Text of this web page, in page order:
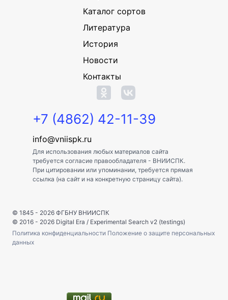
Каталог сортов
Литература
История
Новости
Контакты
+7 (4862) 42-11-39
info@vniispk.ru
Для использования любых материалов сайта
требуется согласие правообладателя - ВНИИСПК.
При цитировании или упоминании, требуется прямая
ссылка (на сайт и на конкретную страницу сайта).
© 1845 - 2026 ФГБНУ ВНИИСПК
© 2016 - 2026 Digital Era / Experimental Search v2 (testings)
Политика конфиденциальности Положение о защите персональных
данных